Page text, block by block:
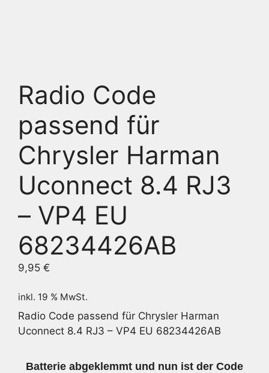
Radio Code
passend für
Chrysler Harman
Uconnect 8.4 RJ3
– VP4 EU
68234426AB
9,95 €
inkl. 19 % MwSt.
Radio Code passend für Chrysler Harman
Uconnect 8.4 RJ3 – VP4 EU 68234426AB
Batterie abgeklemmt und nun ist der Code